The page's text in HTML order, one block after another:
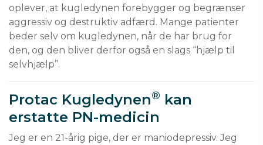
oplever, at kugledynen forebygger og begrænser
aggressiv og destruktiv adfærd. Mange patienter
beder selv om kugledynen, når de har brug for
den, og den bliver derfor også en slags “hjælp til
selvhjælp”.
Protac Kugledynen® kan
erstatte PN-medicin
Jeg er en 21-årig pige, der er maniodepressiv. Jeg